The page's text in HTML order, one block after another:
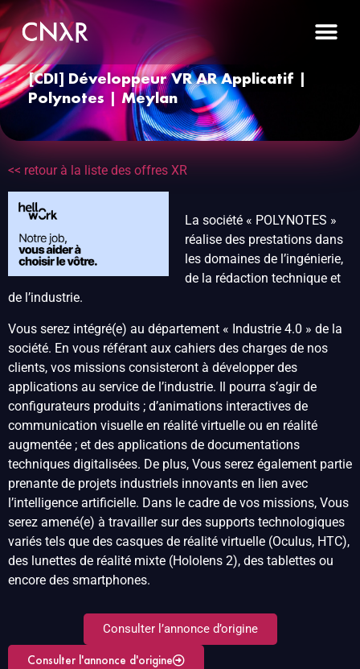
[CDI] Développeur VR AR Applicatif |
Polynotes | Meylan
<< retour à la liste des offres XR
La société « POLYNOTES »
réalise des prestations dans
les domaines de l’ingénierie,
de la rédaction technique et
de l’industrie.
Vous serez intégré(e) au département « Industrie 4.0 » de la
société. En vous référant aux cahiers des charges de nos
clients, vos missions consisteront à développer des
applications au service de l’industrie. Il pourra s’agir de
configurateurs produits ; d’animations interactives de
communication visuelle en réalité virtuelle ou en réalité
augmentée ; et des applications de documentations
techniques digitalisées. De plus, Vous serez également partie
prenante de projets industriels innovants en lien avec
l’intelligence artificielle. Dans le cadre de vos missions, Vous
serez amené(e) à travailler sur des supports technologiques
variés tels que des casques de réalité virtuelle (Oculus, HTC),
des lunettes de réalité mixte (Hololens 2), des tablettes ou
encore des smartphones.
Consulter l’annonce d’origine
Consulter l'annonce d'origine